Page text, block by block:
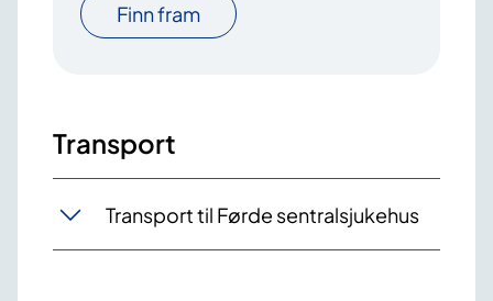
Finn fram
Transport
Transport til Førde sentralsjukehus